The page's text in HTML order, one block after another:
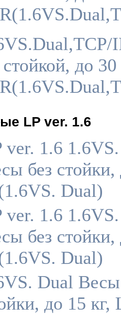
до
LP ver. 1.6
ver. 1.6
без стойки,
Dual)
ver. 1.6
без стойки,
Dual)
Dual Весы
до 15 кг,